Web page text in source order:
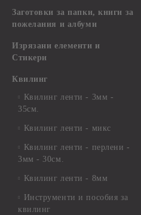
Заготовки за папки, книги за
пожелания и албуми
Изрязани елементи и
Стикери
Квилинг
Квилинг ленти - 3мм -
35см.
Квилинг ленти - микс
Квилинг ленти - перлени -
3мм - 30см.
Квилинг ленти - 8мм
Инструменти и пособия за
квилинг